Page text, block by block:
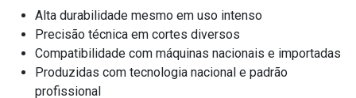
Alta durabilidade mesmo em uso intenso
Precisão técnica em cortes diversos
Compatibilidade com máquinas nacionais e importadas
Produzidas com tecnologia nacional e padrão
profissional